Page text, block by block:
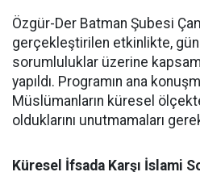
Özgür-Der Batman Şubesi
gerçekleştirilen etkinlikte,
sorumluluklar üzerine
yapıldı. Programın ana
Müslümanların küresel
olduklarını unutmamaları
Küresel İfsada Karşı İslami